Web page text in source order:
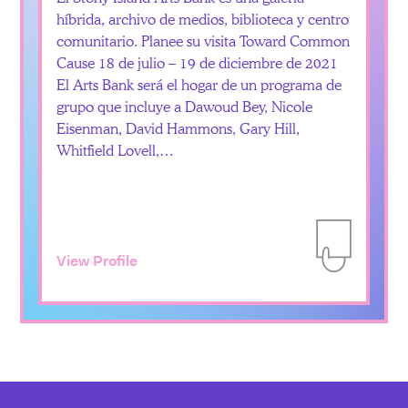
híbrida, archivo de medios, biblioteca y centro
comunitario. Planee su visita Toward Common
Cause 18 de julio – 19 de diciembre de 2021
El Arts Bank será el hogar de un programa de
grupo que incluye a Dawoud Bey, Nicole
Eisenman, David Hammons, Gary Hill,
Whitfield Lovell,…
View Profile